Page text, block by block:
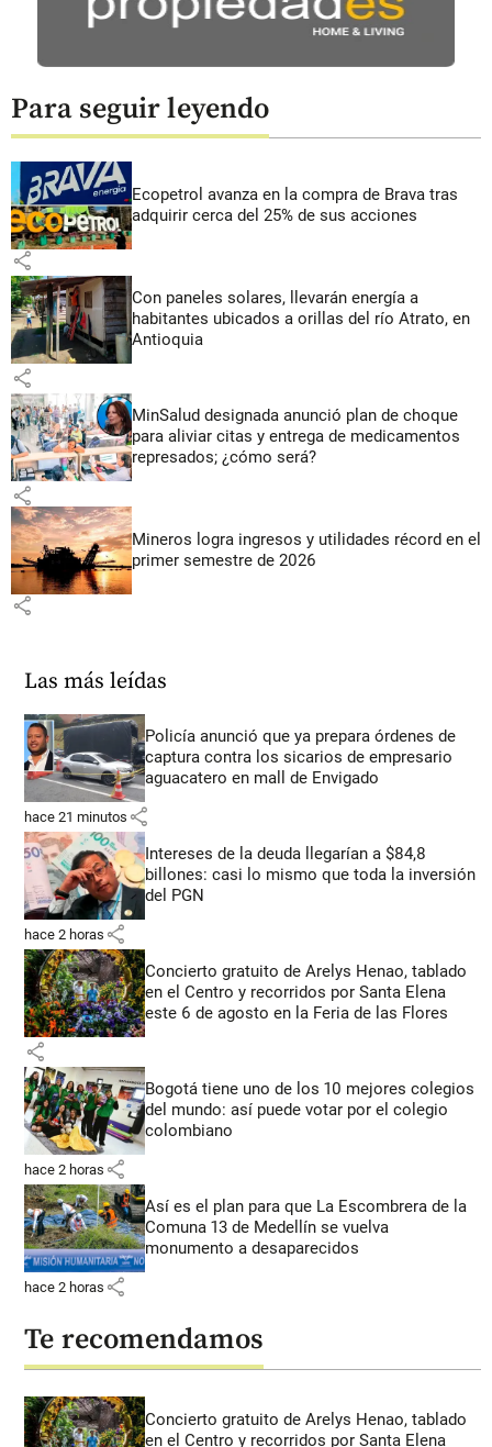
Para seguir leyendo
Ecopetrol avanza en la compra de Brava tras
adquirir cerca del 25% de sus acciones
share
Con paneles solares, llevarán energía a
habitantes ubicados a orillas del río Atrato, en
Antioquia
share
MinSalud designada anunció plan de choque
para aliviar citas y entrega de medicamentos
represados; ¿cómo será?
share
Mineros logra ingresos y utilidades récord en el
primer semestre de 2026
share
Las más leídas
Policía anunció que ya prepara órdenes de
captura contra los sicarios de empresario
aguacatero en mall de Envigado
hace 21 minutos share
Intereses de la deuda llegarían a $84,8
billones: casi lo mismo que toda la inversión
del PGN
hace 2 horas share
Concierto gratuito de Arelys Henao, tablado
en el Centro y recorridos por Santa Elena
este 6 de agosto en la Feria de las Flores
share
Bogotá tiene uno de los 10 mejores colegios
del mundo: así puede votar por el colegio
colombiano
hace 2 horas share
Así es el plan para que La Escombrera de la
Comuna 13 de Medellín se vuelva
monumento a desaparecidos
hace 2 horas share
Te recomendamos
Concierto gratuito de Arelys Henao, tablado
en el Centro y recorridos por Santa Elena